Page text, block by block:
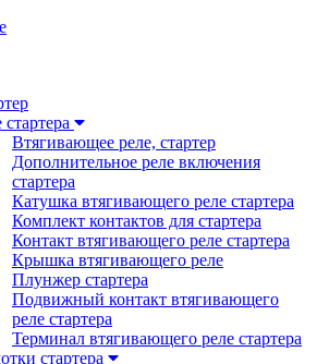
стартера
Втягивающее реле, стартер
Дополнительное реле включения
стартера
Катушка втягивающего реле стартера
Комплект контактов для стартера
Контакт втягивающего реле стартера
Крышка втягивающего реле
Плунжер стартера
Подвижный контакт втягивающего
реле стартера
Терминал втягивающего реле стартера
стартера